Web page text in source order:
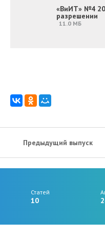
«ВиИТ» №4
разрешении
11.0 МБ
Предыдущий выпуск
Статей
10